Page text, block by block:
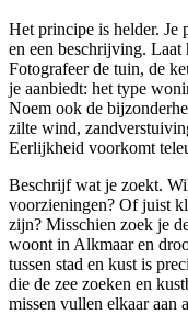
Het principe is helder. Je
en een beschrijving. Laat
Fotografeer de tuin, de
je aanbiedt: het type
Noem ook de
zilte wind,
Eerlijkheid voorkomt
Beschrijf wat je zoekt.
voorzieningen? Of juist
zijn? Misschien zoek je
woont in Alkmaar en
tussen stad en kust is
die de zee zoeken en
missen vullen elkaar aan